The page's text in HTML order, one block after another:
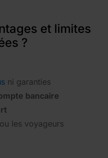
et limites
?
ni garanties
bancaire
les voyageurs